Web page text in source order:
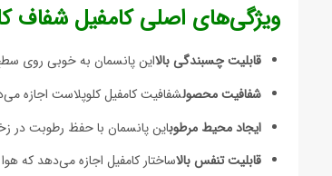
ویژگی‌های اصلی کامفیل شفاف
قابلیت چسبندگی بالااین پانسمان به خوبی روی
شفافیت محصولشفافیت کامفیل کلوپلاست اجازه
ایجاد محیط مرطوباین پانسمان با حفظ رطوبت در
قابلیت تنفس بالاساختار کامفیل اجازه می‌دهد که